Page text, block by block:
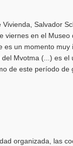
Vivienda, Salvador
viernes en el Museo
es un momento
Mvotma (...) es el
de este período de
organizada, las